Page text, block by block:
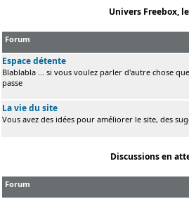
Univers Freebox,
Forum
Espace détente
Blablabla ... si vous voulez parler d'autre chose
passe
La vie du site
Vous avez des idées pour améliorer le site, des
Discussions en
Forum